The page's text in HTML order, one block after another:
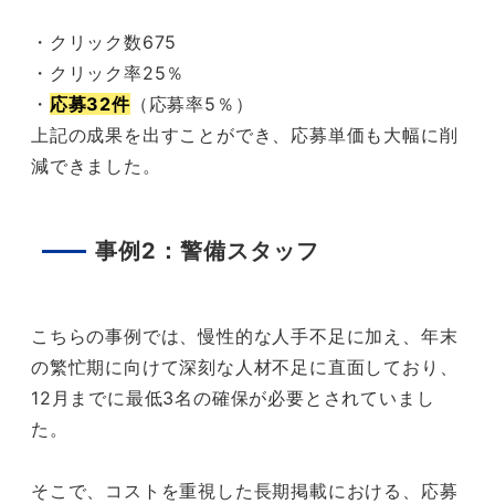
・クリック数675
・クリック率25％
・ 応募32件（応募率5％）
上記の成果を出すことができ、応募単価も大幅に削
減できました。
事例2：警備スタッフ
こちらの事例では、慢性的な人手不足に加え、年末
の繁忙期に向けて深刻な人材不足に直面しており、
12月までに最低3名の確保が必要とされていまし
た。
そこで、コストを重視した長期掲載における、応募